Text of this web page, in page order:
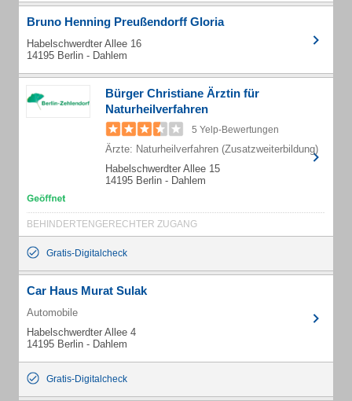
Bruno Henning Preußendorff Gloria
Habelschwerdter Allee 16
14195 Berlin - Dahlem
Bürger Christiane Ärztin für
Naturheilverfahren
5 Yelp-Bewertungen
Ärzte: Naturheilverfahren (Zusatzweiterbildung)
Habelschwerdter Allee 15
14195 Berlin - Dahlem
BEHINDERTENGERECHTER ZUGANG
Gratis-Digitalcheck
Car Haus Murat Sulak
Automobile
Habelschwerdter Allee 4
14195 Berlin - Dahlem
Gratis-Digitalcheck